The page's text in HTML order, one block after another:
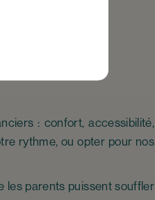
: confort, accessibilité,
rythme, ou opter pour nos
les parents puissent souffler